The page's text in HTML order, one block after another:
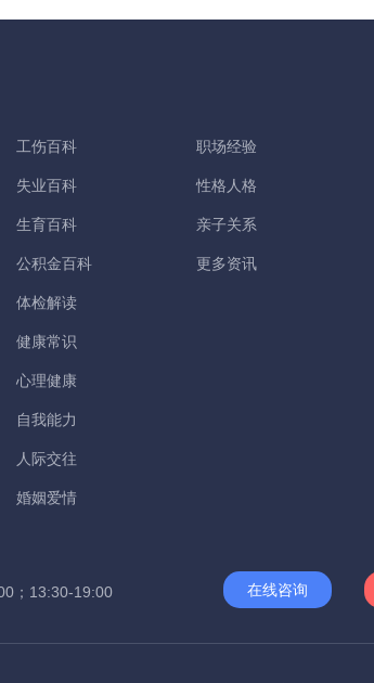
工伤百科
失业百科
生育百科
公积金百科
体检解读
健康常识
心理健康
自我能力
人际交往
婚姻爱情
职场经验
性格人格
亲子关系
更多资讯
；13:30-19:00 在线咨询